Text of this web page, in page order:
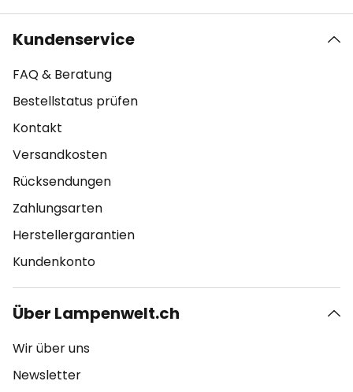
Kundenservice
FAQ & Beratung
Bestellstatus prüfen
Kontakt
Versandkosten
Rücksendungen
Zahlungsarten
Herstellergarantien
Kundenkonto
Über Lampenwelt.ch
Wir über uns
Newsletter